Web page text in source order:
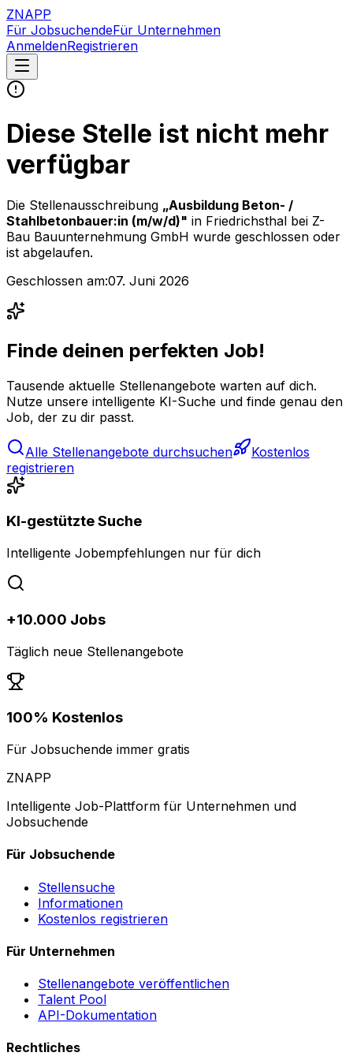
ZNAPP
Für JobsuchendeFür Unternehmen
AnmeldenRegistrieren
Diese Stelle ist nicht mehr
verfügbar
Die Stellenausschreibung „Ausbildung Beton- /
Stahlbetonbauer:in (m/w/d)" in Friedrichsthal bei Z-
Bau Bauunternehmung GmbH wurde geschlossen oder
ist abgelaufen.
Geschlossen am:07. Juni 2026
Finde deinen perfekten Job!
Tausende aktuelle Stellenangebote warten auf dich.
Nutze unsere intelligente KI-Suche und finde genau den
Job, der zu dir passt.
Alle Stellenangebote durchsuchen
Kostenlos
registrieren
KI-gestützte Suche
Intelligente Jobempfehlungen nur für dich
+10.000 Jobs
Täglich neue Stellenangebote
100% Kostenlos
Für Jobsuchende immer gratis
ZNAPP
Intelligente Job-Plattform für Unternehmen und
Jobsuchende
Für Jobsuchende
Stellensuche
Informationen
Kostenlos registrieren
Für Unternehmen
Stellenangebote veröffentlichen
Talent Pool
API-Dokumentation
Rechtliches